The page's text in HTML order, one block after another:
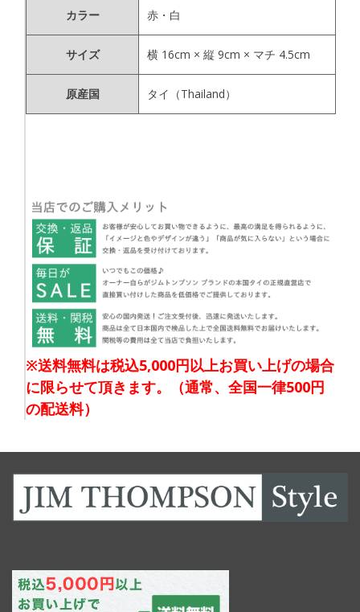
カラー 赤・白
サイズ 横 16cm × 縦 9cm × マチ 4.5cm
原産国 タイ（Thailand）
※送料無料は税込5,000円以上お買い上げの場合
に限らせて頂きます。（通常、全国一律500円
の配送料）